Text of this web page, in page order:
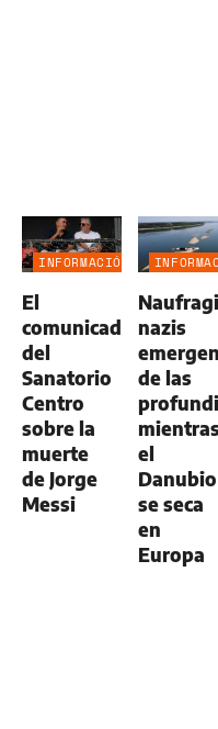
INFORMACIÓN
El
comunicado
del
Sanatorio
Centro
sobre la
muerte
de Jorge
Messi
nazis
emergen
de las
el
Danubio
se seca
en
Europa